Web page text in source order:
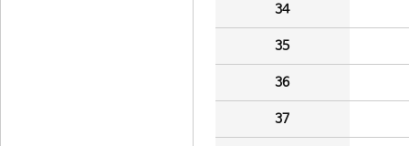
34
35
36
37